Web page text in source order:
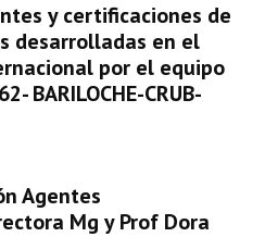
y certificaciones de
desarrolladas en el
por el equipo
BARILOCHE-CRUB-
Agentes
Mg y Prof Dora